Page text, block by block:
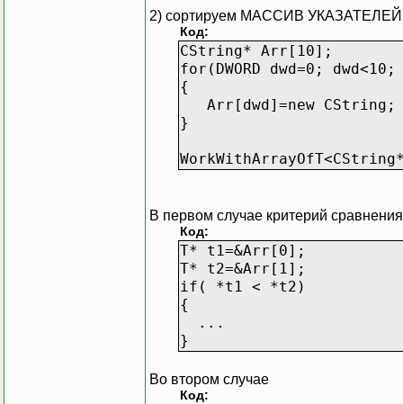
2) сортируем МАССИВ УКАЗАТЕЛЕЙ
Код:
CString* Arr[10];
for(DWORD dwd=0; dwd<10;
{
Arr[dwd]=new CString;
}
В первом случае критерий
Код:
T* t1=&Arr[0];
T* t2=&Arr[1];
if( *t1 < *t2)
{
...
}
Во втором случае
Код: